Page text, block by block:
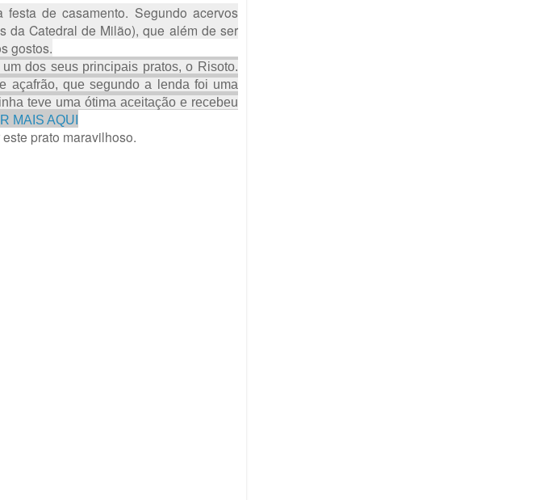
de casamento. Segundo acervos
da Catedral de Milão), que além de ser
gostos.
dos seus principais pratos, o Risoto.
açafrão, que segundo a lenda foi uma
teve uma ótima aceitação e recebeu
MAIS AQUI
prato maravilhoso.